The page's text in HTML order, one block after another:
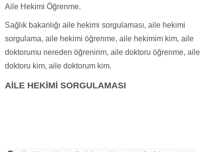
Aile Hekimi Öğrenme.
Sağlık bakanlığı aile hekimi sorgulaması, aile hekimi
sorgulama, aile hekimi öğrenme, aile hekimim kim, aile
doktorumu nereden öğrenirim, aile doktoru öğrenme, aile
doktoru kim, aile doktorum kim.
AİLE HEKİMİ SORGULAMASI